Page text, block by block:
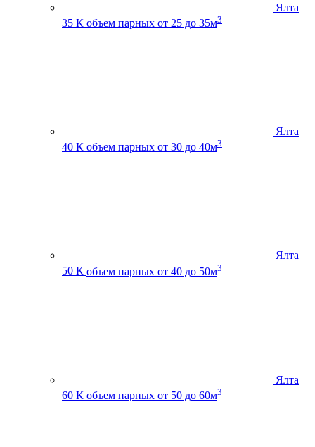
Ялта
35 К объем парных от 25 до 35м3
Ялта
40 К объем парных от 30 до 40м3
Ялта
50 К объем парных от 40 до 50м3
Ялта
60 К объем парных от 50 до 60м3